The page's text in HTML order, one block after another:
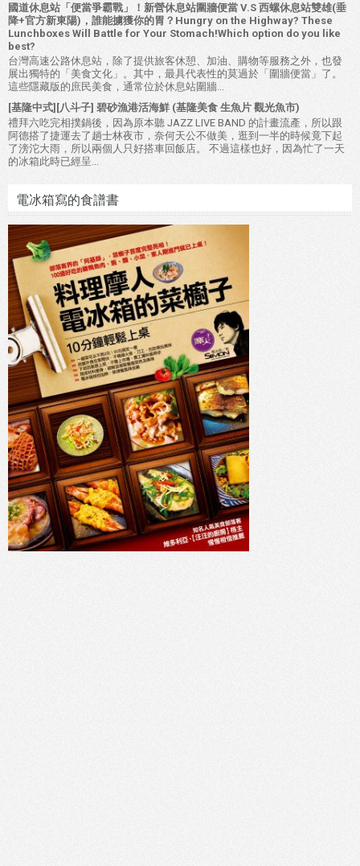
國道休息站「便當爭霸戰」！新營休息站圍牆便當 V.S 西螺休息站雙雄(垂
降+官方新東陽)，誰能擄獲你的胃？Hungry on the Highway? These
Lunchboxes Will Battle for Your Stomach!Which option do you like
best?
台灣高速公路休息站，除了提供旅客休憩、加油、購物等服務之外，也發
展出獨特的「美食文化」。其中，最具代表性的莫過於「圍牆便當」了。
這些隱藏版的庶民美食，通常位於休息站圍牆...
[基隆中式][八斗子] 碧砂漁港活海鮮 (基隆美食 生魚片 觀光魚市)
禮拜六吃完相撲鍋後，因為原本聽 JAZZ LIVE BAND 的計畫流產，所以跟
阿德搭了捷運去了趟士林夜市，奈何天公不做美，逛到一半的時候竟下起
了滂沱大雨，所以兩個人只好搭車回飯店。 不過這樣也好，因為忙了一天
的冰箱此時已經呈...
電冰箱寫的食譜書